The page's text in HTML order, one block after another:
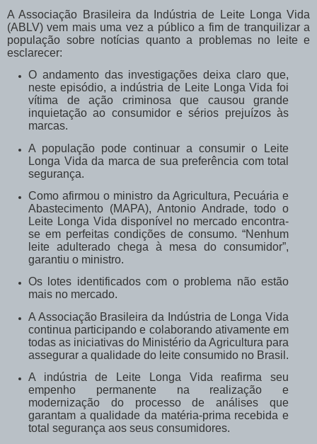
A Associação Brasileira da Indústria de Leite Longa Vida
(ABLV) vem mais uma vez a público a fim de tranquilizar a
população sobre notícias quanto a problemas no leite e
esclarecer:
O andamento das investigações deixa claro que,
neste episódio, a indústria de Leite Longa Vida foi
vítima de ação criminosa que causou grande
inquietação ao consumidor e sérios prejuízos às
marcas.
A população pode continuar a consumir o Leite
Longa Vida da marca de sua preferência com total
segurança.
Como afirmou o ministro da Agricultura, Pecuária e
Abastecimento (MAPA), Antonio Andrade, todo o
Leite Longa Vida disponível no mercado encontra-
se em perfeitas condições de consumo. “Nenhum
leite adulterado chega à mesa do consumidor”,
garantiu o ministro.
Os lotes identificados com o problema não estão
mais no mercado.
A Associação Brasileira da Indústria de Longa Vida
continua participando e colaborando ativamente em
todas as iniciativas do Ministério da Agricultura para
assegurar a qualidade do leite consumido no Brasil.
A indústria de Leite Longa Vida reafirma seu
empenho permanente na realização e
modernização do processo de análises que
garantam a qualidade da matéria-prima recebida e
total segurança aos seus consumidores.